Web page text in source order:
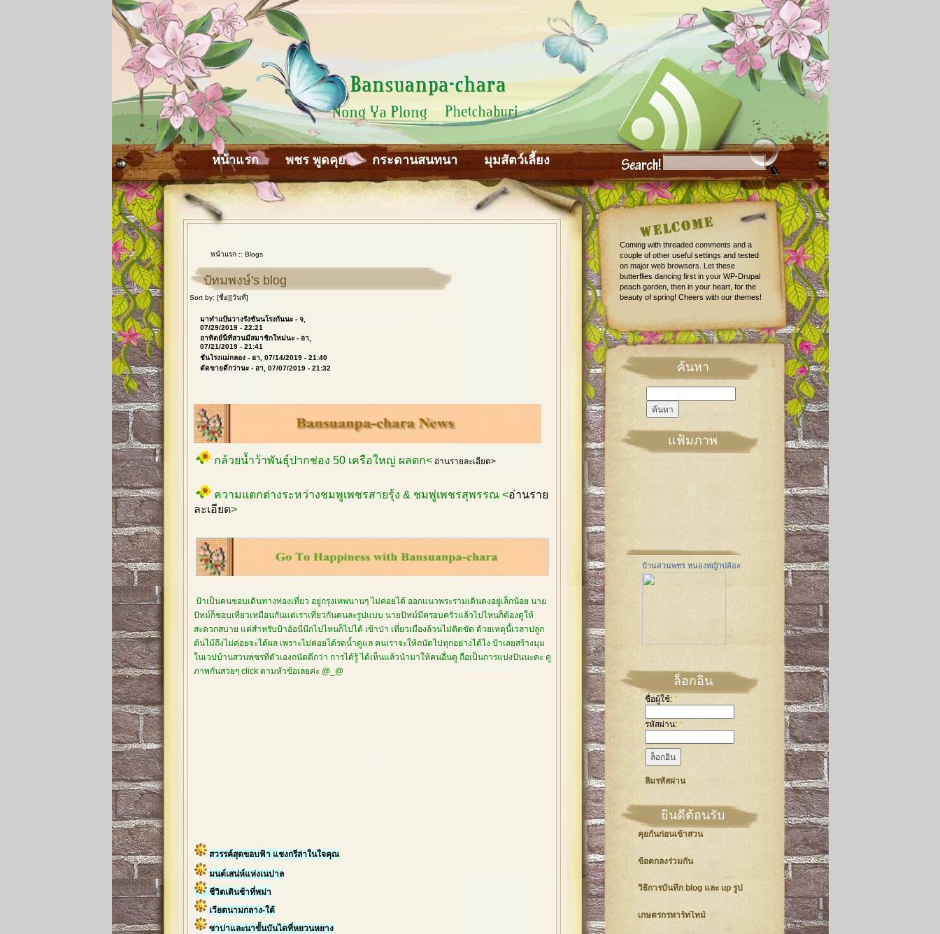
หน้าแรก พชร พูดคุย กระดานสนทนา มุมสัตว์เลี้ยง
หน้าแรก :: Blogs
ปัทมพงษ์'s blog
Sort by: [ชื่อ][วันที่]
มาทำแป้นวางรังชันนโรงกันนะ - จ,
07/29/2019 - 22:21
อาทิตย์นี้ที่สวนมีสมาชิกใหม่นะ - อา,
07/21/2019 - 21:41
ชันโรงแม่กลอง - อา, 07/14/2019 - 21:40
ตัดขายดีกว่านะ - อา, 07/07/2019 - 21:32
กล้วยน้ำว้าพันธุ์ปากช่อง 50 เครือใหญ่ ผลดก< อ่านรายละเอียด>
ความแตกต่างระหว่างชมพูเพชรสายรุ้ง & ชมพู่เพชรสุพรรณ <อ่านราย
ละเอียด>
ป้าเป็นคนชอบเดินทางท่องเที่ยว อยู่กรุงเทพนานๆ ไม่ค่อยได้ ออกแนวพระรามเดินดงอยู่เล็กน้อย นาย
ปัทม์ก็ชอบเที่ยวเหมือนกันแต่เราเที่ยวกันคนละรูปแบบ นายปัทม์มีครอบครัวแล้วไปไหนก็ต้องดูให้
สะดวกสบาย แต่สำหรับป้าอ้อนี่นึกไปไหนก็ไปได้ เข้าป่า เที่ยวเมืองล้วนไม่ติดขัด ด้วยเหตุนี้เวลาปลูก
ต้นไม้ถึงไม่ค่อยจะได้ผล เพราะไม่ค่อยได้รดน้ำดูแล คนเราจะให้ถนัดไปทุกอย่างได้ไง ป้าเลยสร้างมุม
ในเวปบ้านสวนพชรที่ตัวเองถนัดดีกว่า การได้รู้ ได้เห็นแล้วนำมาให้คนอื่นดู ถือเป็นการแบ่งปันนะคะ ดู
ภาพกันสวยๆ click ตามหัวข้อเลยค่ะ @_@
สวรรค์สุดขอบฟ้า แชงกรีล่าในใจคุณ
มนต์เสน่ห์แห่งเนปาล
ชีวิตเดินช้าที่พม่า
เวียดนามกลาง-ใต้
ซาปาและนาขั้นบันไดที่หยวนหยาง
Coming with threaded comments and a
couple of other useful settings and tested
on major web browsers. Let these
butterflies dancing first in your WP-Drupal
peach garden, then in your heart, for the
beauty of spring! Cheers with our themes!
ค้นหา
แฟ้มภาพ
บ้านสวนพชร หนองหญ้าปล้อง
ล็อกอิน
ชื่อผู้ใช้: *
รหัสผ่าน: *
ลืมรหัสผ่าน
ยินดีต้อนรับ
คุยกันก่อนเข้าสวน
ข้อตกลงร่วมกัน
วิธีการบันทึก blog และ up รูป
เกษตรกรพาร์ทไทม์